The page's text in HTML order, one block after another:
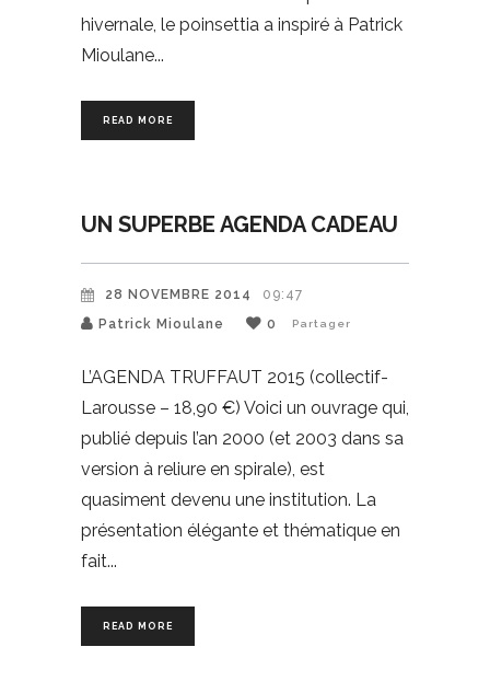
hivernale, le poinsettia a inspiré à Patrick
Mioulane
READ MORE
UN SUPERBE AGENDA CADEAU
28 NOVEMBRE 2014
09:47
Patrick Mioulane
0 Partager
L’AGENDA TRUFFAUT 2015 (collectif-
Larousse – 18,90 €) Voici un ouvrage qui,
publié depuis l’an 2000 (et 2003 dans sa
version à reliure en spirale), est
quasiment devenu une institution. La
présentation élégante et thématique en
fait
READ MORE